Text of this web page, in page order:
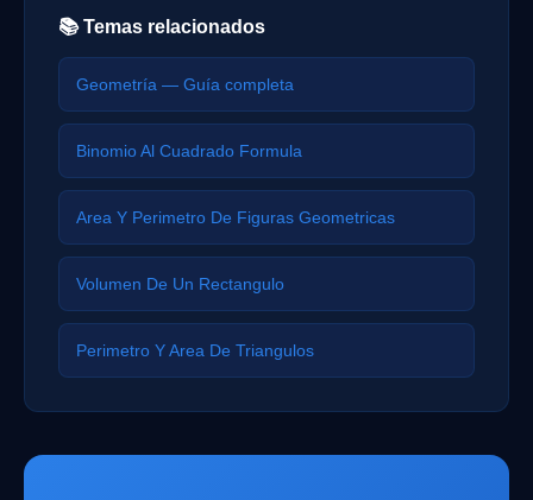
📚 Temas relacionados
Geometría — Guía completa
Binomio Al Cuadrado Formula
Area Y Perimetro De Figuras Geometricas
Volumen De Un Rectangulo
Perimetro Y Area De Triangulos